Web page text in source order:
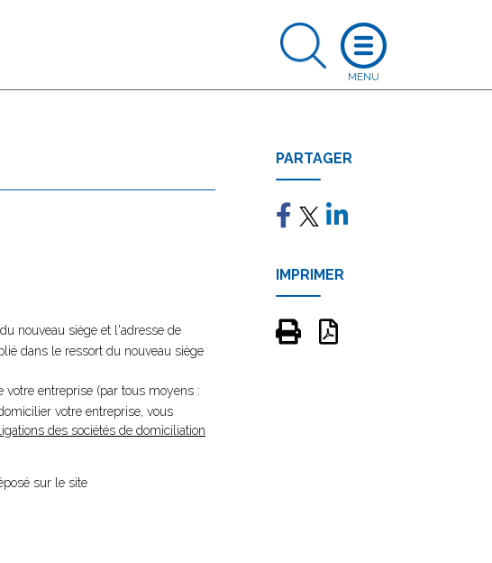
nouveau siège et l'adresse de
dans le ressort du nouveau siège
votre entreprise (par tous moyens :
votre entreprise, vous
des sociétés de domiciliation
sur le site
PARTAGER
IMPRIMER